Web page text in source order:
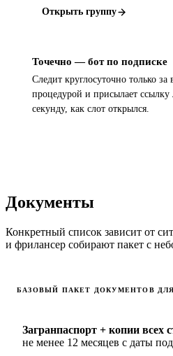
Открыть группу
Точечно — бот по подписке
Следит круглосуточно только
процедурой и присылает
секунду, как слот открылся.
Документы
Конкретный список зависит от
и фрилансер собирают пакет с
БАЗОВЫЙ ПАКЕТ ДОКУМЕНТОВ
Загранпаспорт + копии всех
не менее 12 месяцев с даты